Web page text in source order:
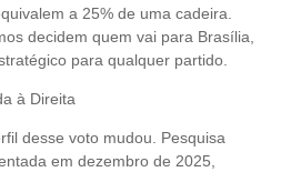
a 25% de uma cadeira.
decidem quem vai para Brasília,
para qualquer partido.
à Direita
desse voto mudou. Pesquisa
em dezembro de 2025,